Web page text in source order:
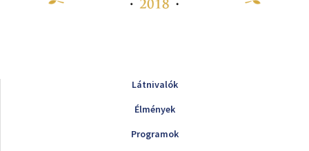
Látnivalók
Élmények
Programok